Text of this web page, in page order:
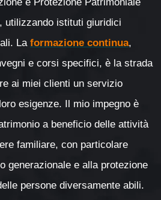
utilizzando istituti giuridici
La formazione continua,
e corsi specifici, è la strada
ai miei clienti un servizio
esigenze. Il mio impegno è
a beneficio delle attività
familiare, con particolare
generazionale e alla protezione
persone diversamente abili.